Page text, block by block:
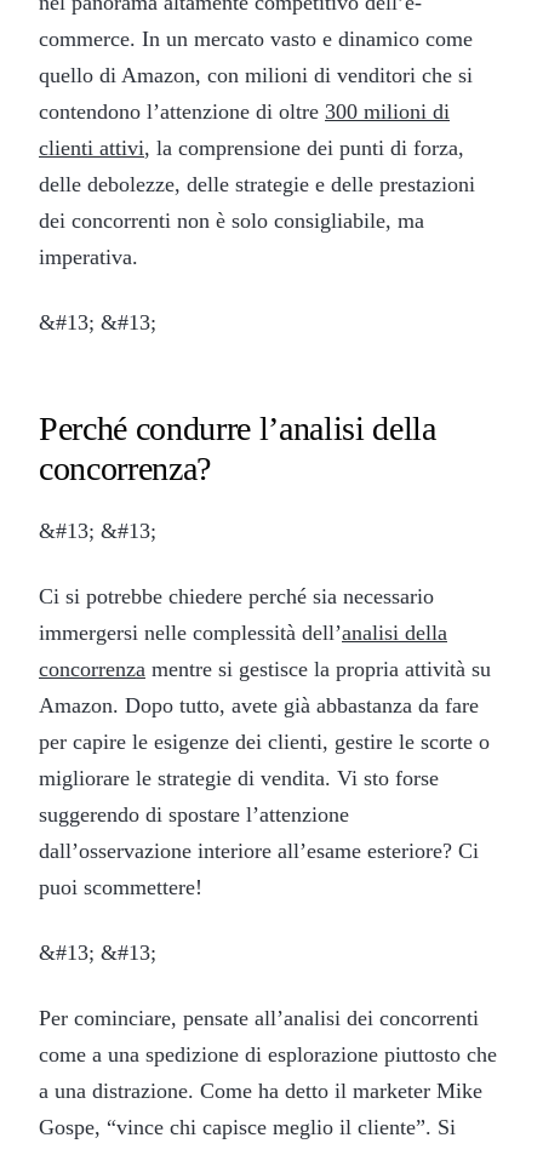
commerce. In un mercato vasto e dinamico come
quello di Amazon, con milioni di venditori che si
contendono l’attenzione di oltre 300 milioni di
clienti attivi, la comprensione dei punti di forza,
delle debolezze, delle strategie e delle prestazioni
dei concorrenti non è solo consigliabile, ma
imperativa.
&#13; &#13;
Perché condurre l’analisi della
concorrenza?
&#13; &#13;
Ci si potrebbe chiedere perché sia necessario
immergersi nelle complessità dell’analisi della
concorrenza mentre si gestisce la propria attività su
Amazon. Dopo tutto, avete già abbastanza da fare
per capire le esigenze dei clienti, gestire le scorte o
migliorare le strategie di vendita. Vi sto forse
suggerendo di spostare l’attenzione
dall’osservazione interiore all’esame esteriore? Ci
puoi scommettere!
&#13; &#13;
Per cominciare, pensate all’analisi dei concorrenti
come a una spedizione di esplorazione piuttosto che
a una distrazione. Come ha detto il marketer Mike
Gospe, “vince chi capisce meglio il cliente”. Si